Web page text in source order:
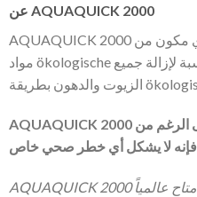
عن AQUAQUICK 2000
AQUAQUICK 2000 هي منتج تنظيف حيوي مائي ثوري مكون من
مواد ökologische ومستخلصات نباتية وهي مناسبة لإزالة جميع
AQUAQUICK 2000 لا يحتوي على رائحة أو لون وعلى الرغم من